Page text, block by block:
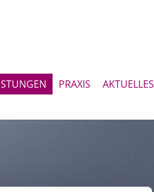
PRAXIS AKTUELLES